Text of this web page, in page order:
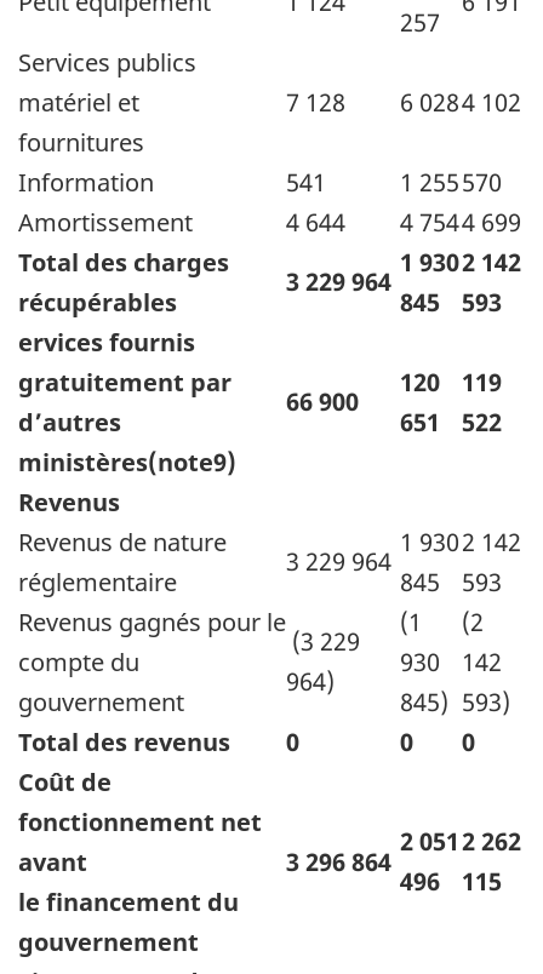
257
Services publics
matériel et
fournitures
7 128 6 0284 102
Information 541 1 255570
Amortissement
4 644 4 7544 699
Total des charges
récupérables
3 229 964
1 930
845
2 142
593
ervices fournis
gratuitement par
d’autres
ministères(note9)
66 900
120
651
119
522
Revenus
Revenus de nature
réglementaire
3 229 964
1 930
845
2 142
593
Revenus gagnés pour le
compte du
gouvernement
(3 229
964)
(1
930
845)
(2
142
593)
Total des revenus
0 0
0
Coût de
fonctionnement net
avant
le financement du
gouvernement
3 296 864
2 051
496
2 262
115